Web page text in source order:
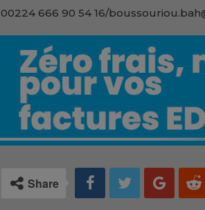
00224 666 90 54 16/
Share